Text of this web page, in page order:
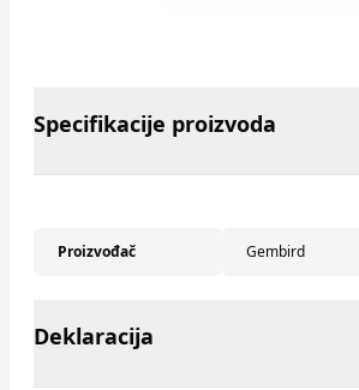
Specifikacije proizvoda
Proizvođač Gembird
Deklaracija